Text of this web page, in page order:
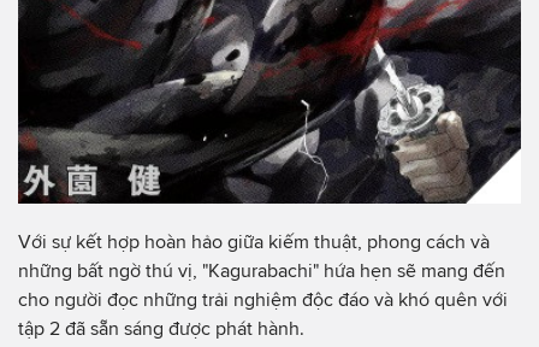
Với sự kết hợp hoàn hảo giữa kiếm thuật, phong cách và
những bất ngờ thú vị, "Kagurabachi" hứa hẹn sẽ mang đến
cho người đọc những trải nghiệm độc đáo và khó quên với
tập 2 đã sẵn sáng được phát hành.